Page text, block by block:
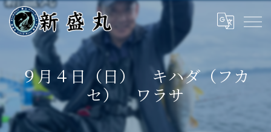
９月４日（日） キハダ（フカ
セ） ワラサ